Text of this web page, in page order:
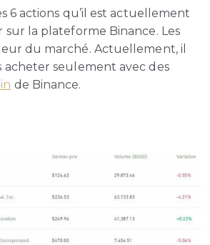
6 actions qu’il est actuellement
sur la plateforme Binance. Les
du marché. Actuellement, il
acheter seulement avec des
de Binance.